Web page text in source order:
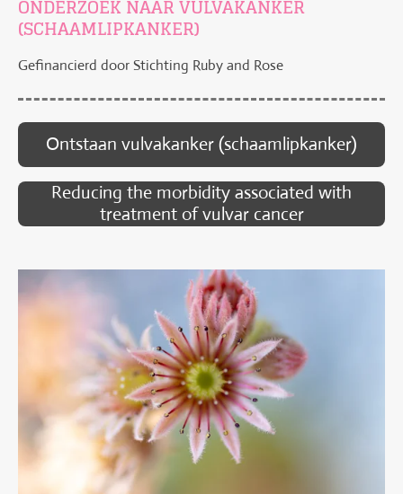
ONDERZOEK NAAR VULVAKANKER
(SCHAAMLIPKANKER)
Gefinancierd door Stichting Ruby and Rose
Ontstaan vulvakanker (schaamlipkanker)
Reducing the morbidity associated with
treatment of vulvar cancer